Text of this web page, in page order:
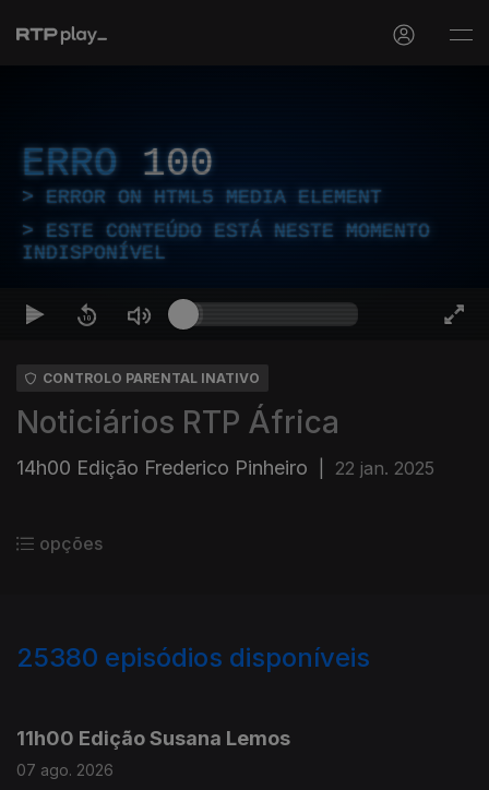
ERRO 100
ERROR ON HTML5 MEDIA ELEMENT
ESTE CONTEÚDO ESTÁ NESTE MOMENTO
INDISPONÍVEL
CONTROLO PARENTAL INATIVO
Noticiários RTP África
14h00 Edição Frederico Pinheiro 22 jan. 2025
opções
25380 episódios disponíveis
11h00 Edição Susana Lemos
07 ago. 2026